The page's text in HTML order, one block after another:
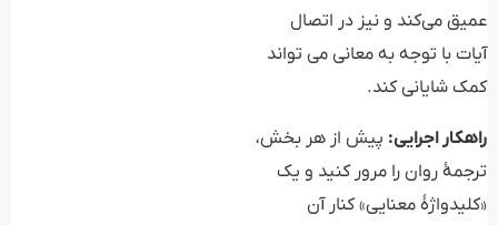
عمیق می‌کند و نیز در اتصال
آیات با توجه به معانی می تواند
کمک شایانی کند.
راهکار اجرایی: پیش از هر بخش،
ترجمهٔ روان را مرور کنید و یک
«کلیدواژهٔ معنایی» کنار آن